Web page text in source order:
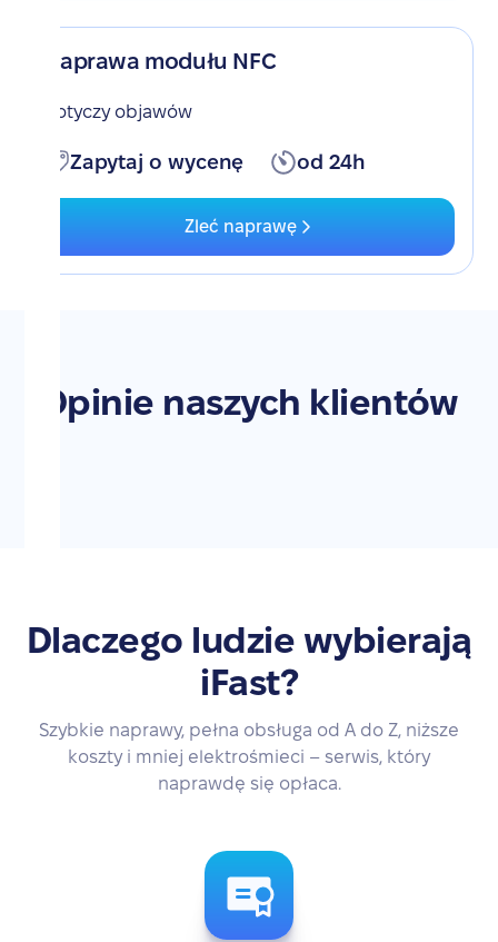
Naprawa modułu NFC
Dotyczy objawów
Zapytaj o wycenę od 24h
Zleć naprawę
Opinie naszych klientów
Dlaczego ludzie wybierają
iFast?
Szybkie naprawy, pełna obsługa od A do Z, niższe
koszty i mniej elektrośmieci – serwis, który
naprawdę się opłaca.